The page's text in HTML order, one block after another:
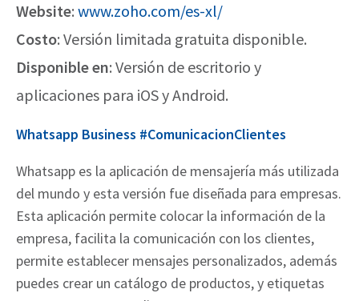
Website: www.zoho.com/es-xl/
Costo: Versión limitada gratuita disponible.
Disponible en: Versión de escritorio y
aplicaciones para iOS y Android.
Whatsapp Business #ComunicacionClientes
Whatsapp es la aplicación de mensajería más utilizada
del mundo y esta versión fue diseñada para empresas.
Esta aplicación permite colocar la información de la
empresa, facilita la comunicación con los clientes,
permite establecer mensajes personalizados, además
puedes crear un catálogo de productos, y etiquetas